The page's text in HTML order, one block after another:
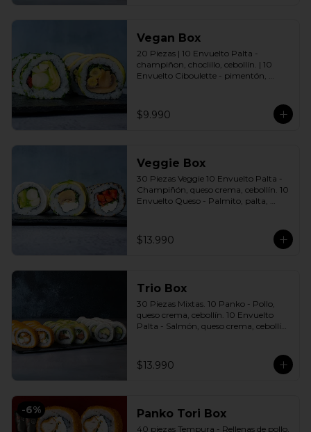
Vegan Box
20 Piezas | 10 Envuelto Palta -
champiñon, choclillo, cebollín. | 10
Envuelto Ciboulette - pimentón,
palitos
$9.990
Veggie Box
30 Piezas Veggie 10 Envuelto Palta -
Champiñón, queso crema, cebollín. 10
Envuelto Queso - Palmito, palta,
Incluye: 3 Salsas a elección soya o
agridulce Bless + 2 palitos
$13.990
Trio Box
30 Piezas Mixtas. 10 Panko - Pollo,
queso crema, cebollín. 10 Envuelto
Palta - Salmón, queso crema, cebollín.
agridulce Bless + 2 palitos
$13.990
-6% Panko Tori Box
40 piezas Tempura - Rellenas de pollo,